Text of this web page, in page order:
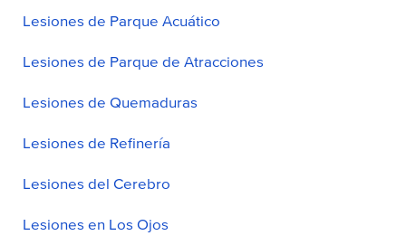
Lesiones de Parque Acuático
Lesiones de Parque de Atracciones
Lesiones de Quemaduras
Lesiones de Refinería
Lesiones del Cerebro
Lesiones en Los Ojos